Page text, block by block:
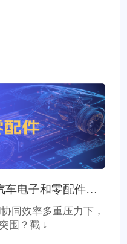
电子和零配件企
同效率多重压力下，
围？戳 ↓